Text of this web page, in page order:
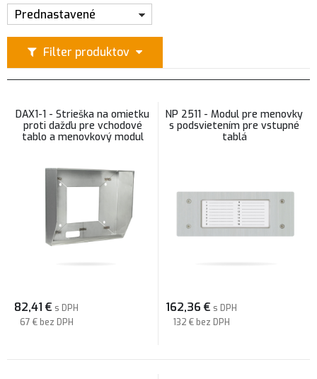
Filter produktov
Prednastavené
DAX1-1 - Strieška na omietku
proti dažďu pre vchodové
tablo a menovkový modul
82,41 € s DPH
67 € bez DPH
NP 2511 - Modul pre menovky
s podsvietením pre vstupné
tablá
162,36 € s DPH
132 € bez DPH